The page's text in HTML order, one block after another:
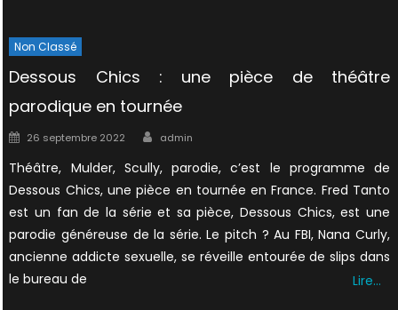
Non Classé
Dessous Chics : une pièce de théâtre
parodique en tournée
Posted
26 septembre 2022 Author
admin
Théâtre, Mulder, Scully, parodie, c’est le programme de
Dessous Chics, une pièce en tournée en France. Fred Tanto
est un fan de la série et sa pièce, Dessous Chics, est une
parodie généreuse de la série. Le pitch ? Au FBI, Nana Curly,
ancienne addicte sexuelle, se réveille entourée de slips dans
le bureau de
Lire…